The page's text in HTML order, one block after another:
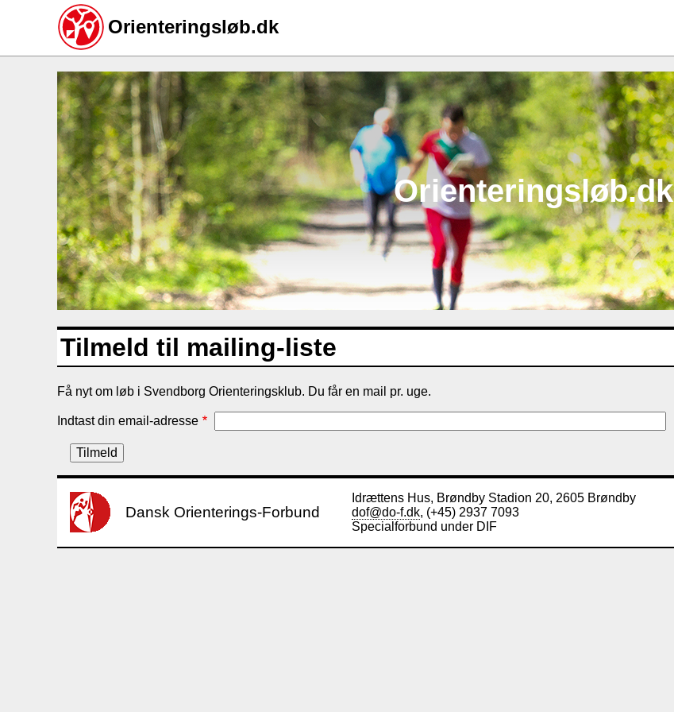
Gå
til
hovedindhold
Orienteringsløb.dk
Orienteringsløb.dk
Tilmeld til mailing-liste
Få nyt om løb i Svendborg Orienteringsklub. Du får en mail pr. uge.
Indtast din email-adresse
Dansk Orienterings-Forbund
Idrættens Hus, Brøndby Stadion 20, 2605 Brøndby
dof@do-f.dk, (+45) 2937 7093
Specialforbund under DIF